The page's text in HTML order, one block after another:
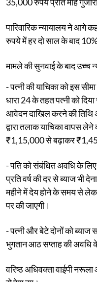
पारिवारिक न्यायालय ने आगे
रुपये में हर दो साल के बाद 10%
मामले की सुनवाई के बाद उच्च
- पत्नी की याचिका को इस
धारा 24 के तहत पत्नी को
आवेदन दाखिल करने की तिथि
द्वारा तलाक याचिका वापस
₹1,15,000 से बढ़ाकर
- पति को संबंधित अवधि के
प्रति वर्ष की दर से ब्याज भी
महीने में देय होने के समय से
पर की जाएगी।
- पत्नी और बेटे दोनों को ब्याज
भुगतान आठ सप्ताह की अवधि
वरिष्ठ अधिवक्ता वाईपी